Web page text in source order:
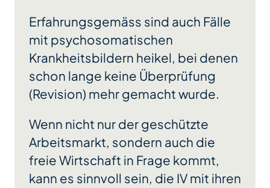
Erfahrungsgemäss sind auch Fälle
mit psychosomatischen
Krankheitsbildern heikel, bei denen
schon lange keine Überprüfung
(Revision) mehr gemacht wurde.
Wenn nicht nur der geschützte
Arbeitsmarkt, sondern auch die
freie Wirtschaft in Frage kommt,
kann es sinnvoll sein, die IV mit ihren